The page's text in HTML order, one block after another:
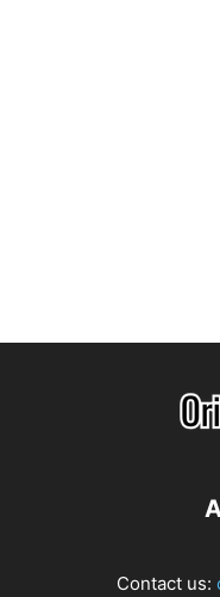
Contact us: